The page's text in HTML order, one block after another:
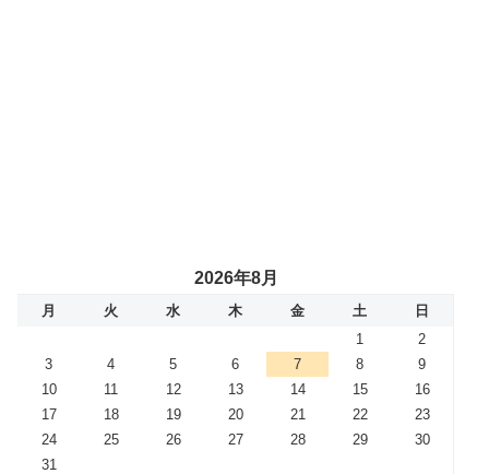
2026年8月
月 火 水 木 金 土
日
1
2
3
4 5 6 7 8
9
10
11 12 13 14 15
16
17
18 19 20 21 22
23
24
25 26 27 28 29
30
31